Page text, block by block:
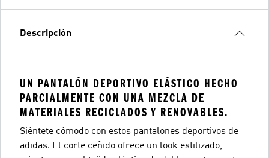
Descripción
UN PANTALÓN DEPORTIVO ELÁSTICO HECHO
PARCIALMENTE CON UNA MEZCLA DE
MATERIALES RECICLADOS Y RENOVABLES.
Siéntete cómodo con estos pantalones deportivos de
adidas. El corte ceñido ofrece un look estilizado,